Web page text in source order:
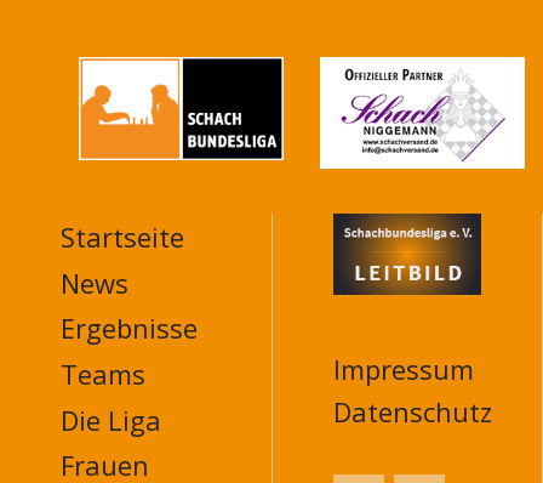
MAIN
NAVIGATION
FOOTER
Startseite
News
Ergebnisse
Teams
Die Liga
Frauen
Impressum
Datenschutz